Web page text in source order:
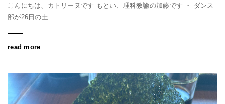
こんにちは、カトリーヌです もとい、理科教諭の加藤です ・ ダンス
部が26日の土...
read more